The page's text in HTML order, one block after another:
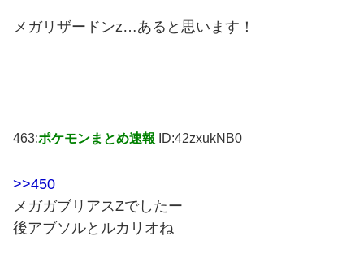
メガリザードンz…あると思います！
463:ポケモンまとめ速報 ID:42zxukNB0
>>450
メガガブリアスZでしたー
後アブソルとルカリオね